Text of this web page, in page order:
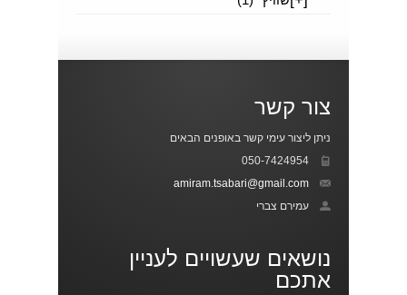
צור קשר
ניתן ליצור עימי קשר באופנים הבאים
050-7424954
amiram.tsabari@gmail.com
עמירם צברי
נושאים שעשויים לעניין
אתכם